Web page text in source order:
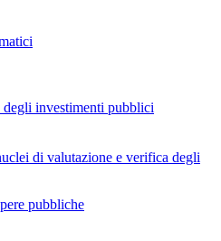
investimenti pubblici
di valutazione e verifica degli
pubbliche